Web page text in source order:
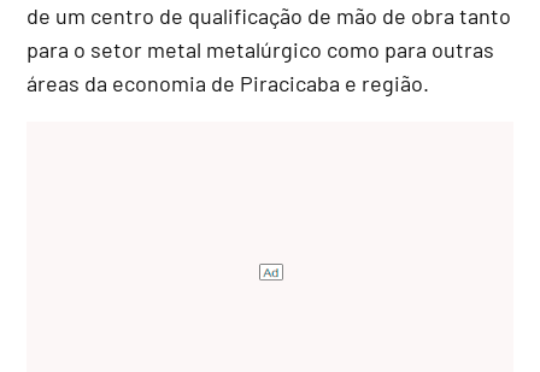
de um centro de qualificação de mão de obra tanto
para o setor metal metalúrgico como para outras
áreas da economia de Piracicaba e região.